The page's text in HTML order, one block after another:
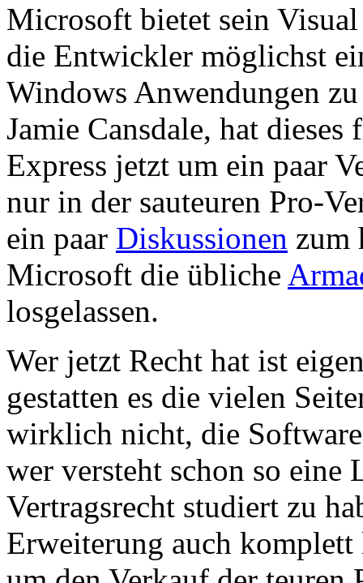
Microsoft bietet sein
die Entwickler möglichst
Windows Anwendungen
Jamie Cansdale, hat
Express jetzt um ein paar
nur in der sauteuren Pro-
ein paar Diskussionen zum
Microsoft die übliche
losgelassen.
Wer jetzt Recht hat ist
gestatten es die vielen
wirklich nicht, die
wer versteht schon so
Vertragsrecht studiert zu
Erweiterung auch